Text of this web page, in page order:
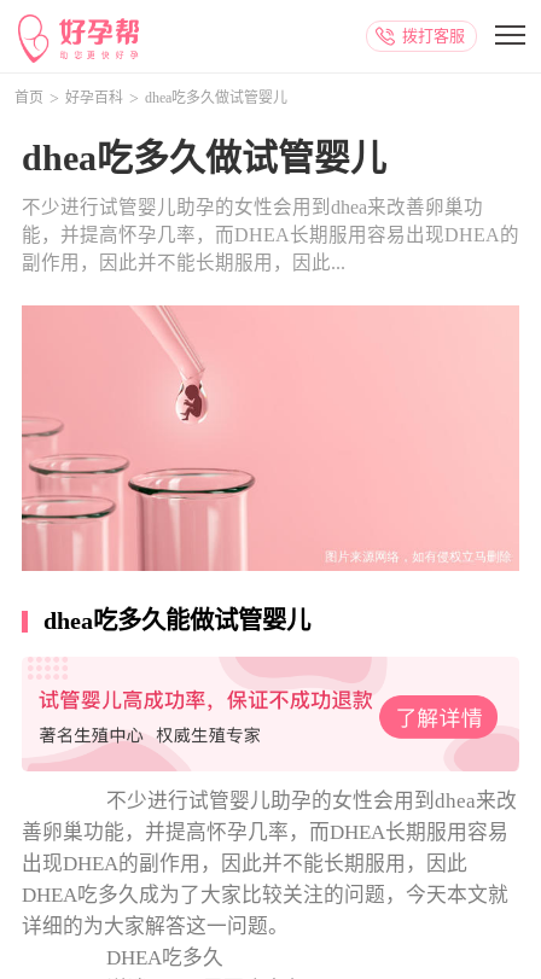
拨打客服
首页 好孕百科 dhea吃多久做试管婴儿
dhea吃多久做试管婴儿
不少进行试管婴儿助孕的女性会用到dhea来改善卵巢功
能，并提高怀孕几率，而DHEA长期服用容易出现DHEA的
副作用，因此并不能长期服用，因此...
dhea吃多久能做试管婴儿
不少进行试管婴儿助孕的女性会用到dhea来改
善卵巢功能，并提高怀孕几率，而DHEA长期服用容易
出现DHEA的副作用，因此并不能长期服用，因此
DHEA吃多久成为了大家比较关注的问题，今天本文就
详细的为大家解答这一问题。
DHEA吃多久